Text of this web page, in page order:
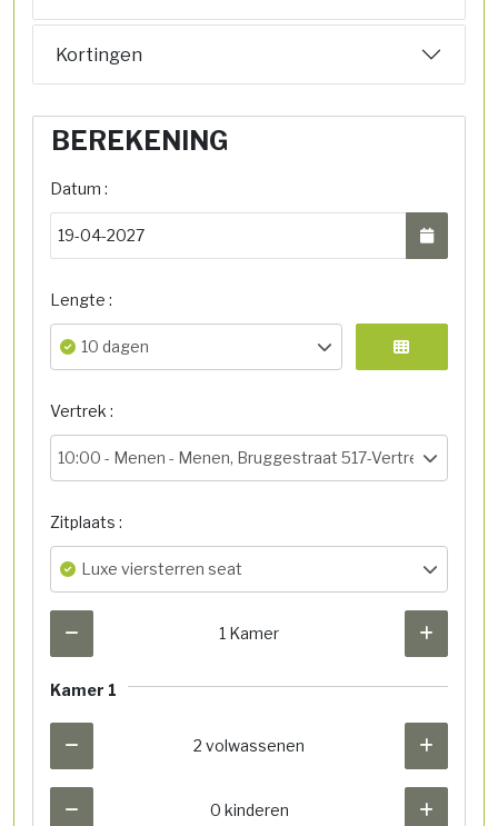
Kortingen
BEREKENING
Datum :
Lengte :
10 dagen
Vertrek :
10:00 - Menen - Menen, Bruggestraat 517-Vertrekhal
Zitplaats :
Luxe viersterren seat
1 Kamer
Kamer 1
2 volwassenen
0 kinderen